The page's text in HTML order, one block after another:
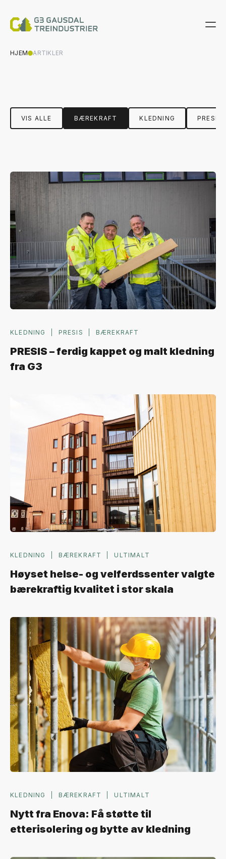
HJEM ARTIKLER
VIS ALLE BÆREKRAFT KLEDNING PRESIS
KLEDNING PRESIS BÆREKRAFT
PRESIS – ferdig kappet og malt kledning
fra G3
KLEDNING BÆREKRAFT ULTIMALT
Høyset helse- og velferdssenter valgte
bærekraftig kvalitet i stor skala
KLEDNING BÆREKRAFT ULTIMALT
Nytt fra Enova: Få støtte til
etterisolering og bytte av kledning